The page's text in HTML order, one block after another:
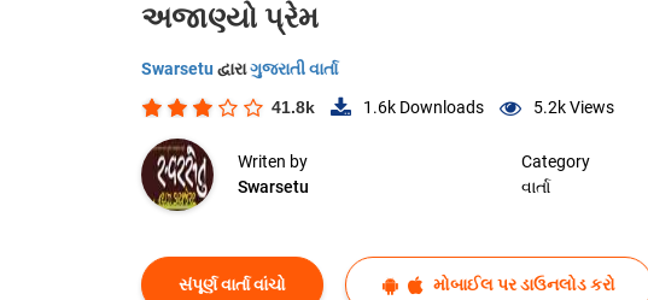
અજાણ્યો પ્રેમ
Swarsetu દ્વારાગુજરાતી વાર્તા
41.8k 1.6k Downloads 5.2kViews
Writen by
Swarsetu
Category
વાર્તા
સંપૂર્ણ વાર્તા વાંચો મોબાઈલ પર ડાઉનલોડ કરો